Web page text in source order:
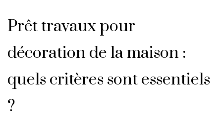
Prêt travaux pour
décoration de la maison :
quels critères sont essentiels
?